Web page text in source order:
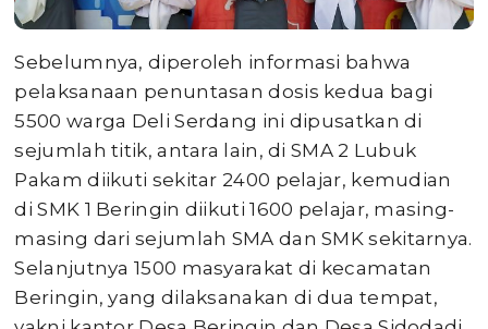
Sebelumnya, diperoleh informasi bahwa
pelaksanaan penuntasan dosis kedua bagi
5500 warga Deli Serdang ini dipusatkan di
sejumlah titik, antara lain, di SMA 2 Lubuk
Pakam diikuti sekitar 2400 pelajar, kemudian
di SMK 1 Beringin diikuti 1600 pelajar, masing-
masing dari sejumlah SMA dan SMK sekitarnya.
Selanjutnya 1500 masyarakat di kecamatan
Beringin, yang dilaksanakan di dua tempat,